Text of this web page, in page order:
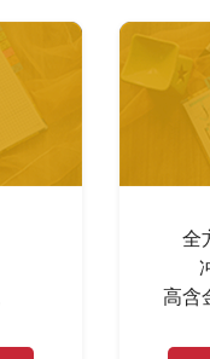
全
高含